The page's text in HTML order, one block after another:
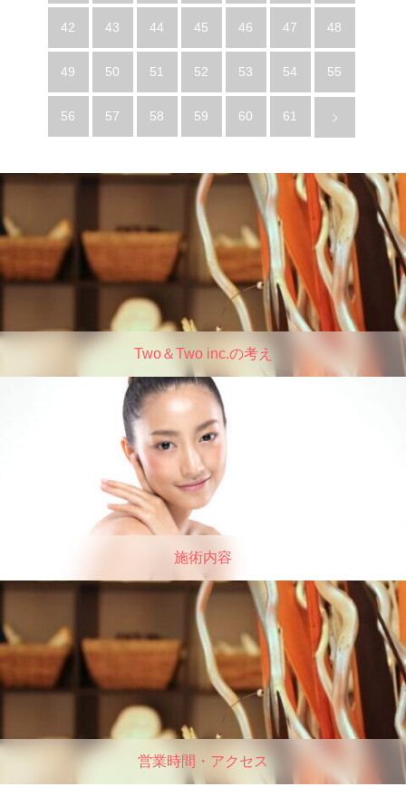
42 43 44 45 46 47 48
49 50 51 52 53 54 55
56 57 58 59 60 61
Two＆Two inc.の考え
施術内容
営業時間・アクセス